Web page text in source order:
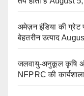
अमेज़न इंडिया की ग्रेट
बेहतरीन उत्पाद
जलवायु-अनुकूल कृषि
NFPRC की